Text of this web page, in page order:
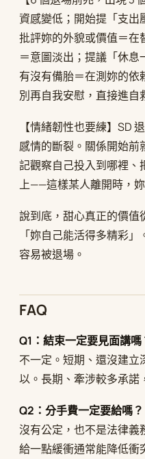
資感變低；開始提「支出
批評妳的外貌或價值＝在
＝意圖淡出；提議「休
有沒有備胎＝在測妳的
別再自我安慰，直接進自
【情緒韌性也要練】SD
感情的斷裂。關係開始前
記觀察自己投入到哪裡、
上——這樣某人離開時，
說到底，甜心真正的價值
「妳自己能活得多精彩
容易被退場。
FAQ
Q1：結束一定要見面講嗎
不一定。短期、還沒建
以。長期、牽涉較多承諾
Q2：分手費一定要給嗎？
沒有公定，也不是法律義
給一點緩衝通常能降低衝